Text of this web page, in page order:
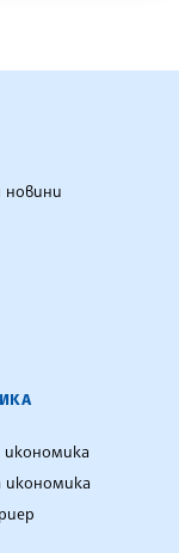
новини
икономика
икономика